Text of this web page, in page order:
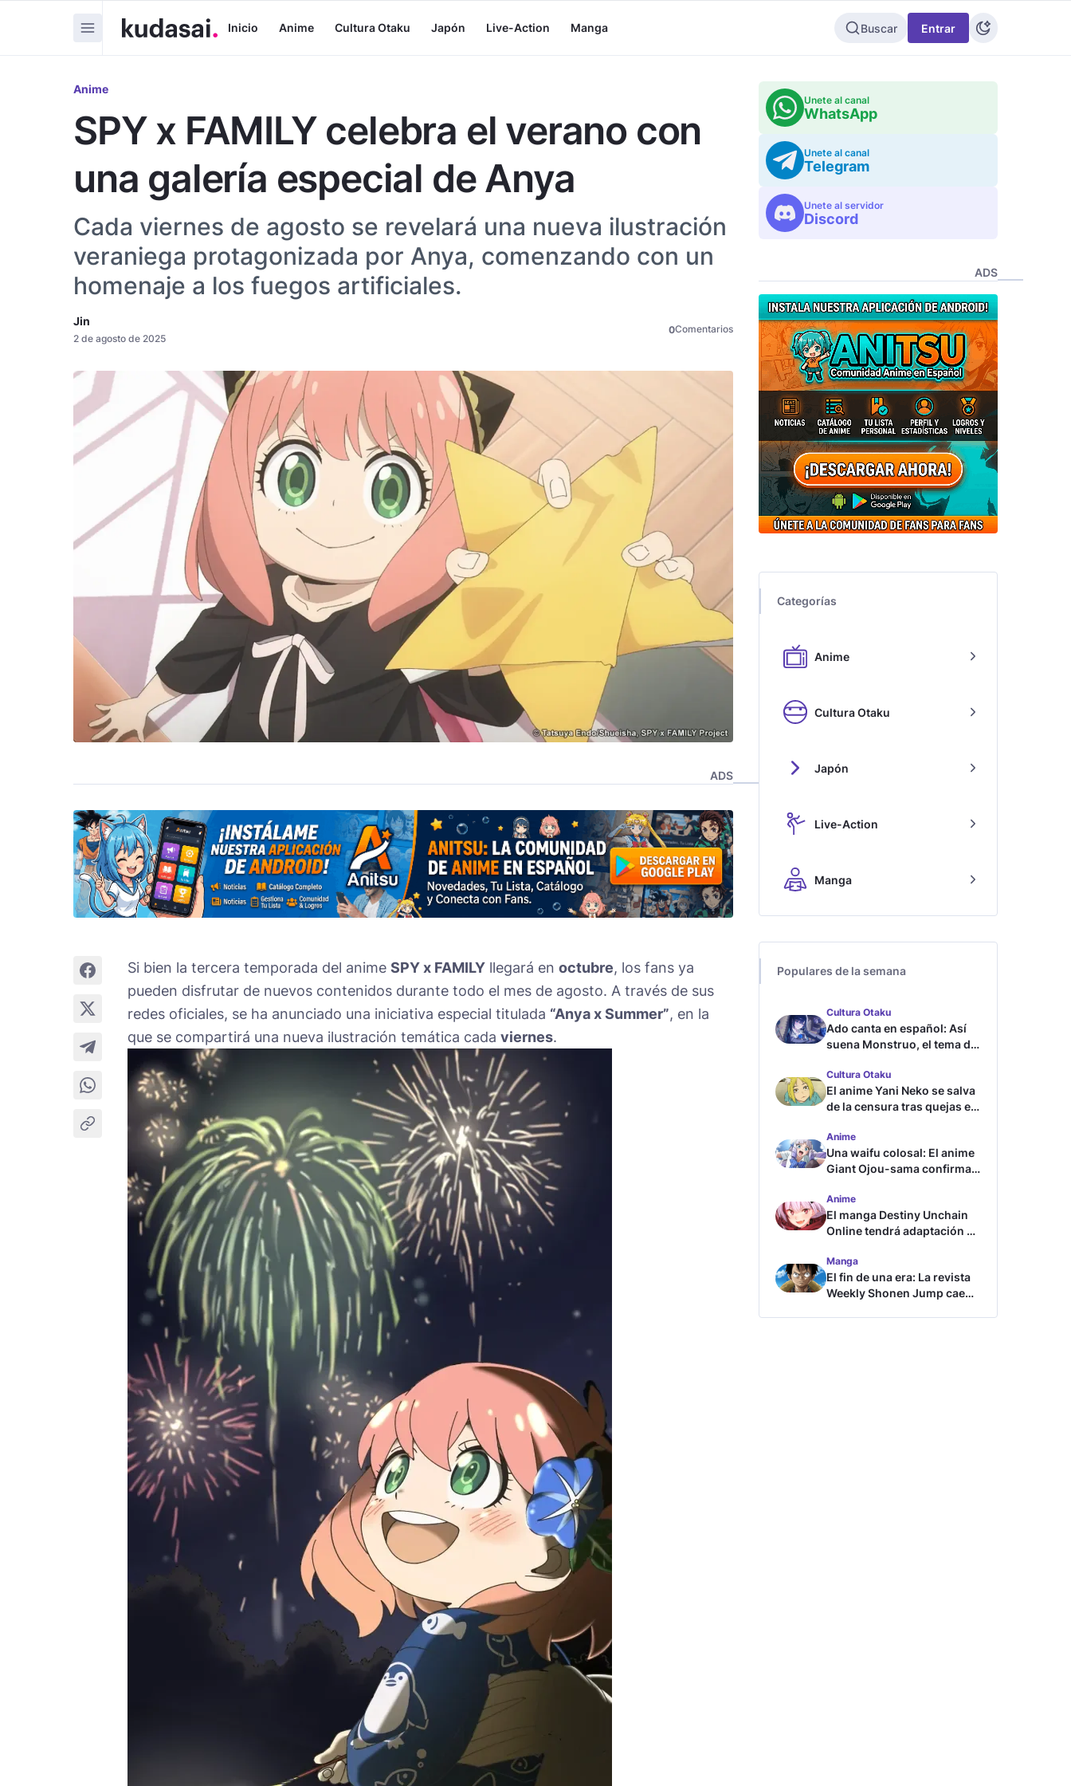
Inicio Anime Cultura Otaku Japón Live-Action Manga Buscar Entrar
Anime
SPY x FAMILY celebra el verano con
una galería especial de Anya
Cada viernes de agosto se revelará una nueva ilustración
veraniega protagonizada por Anya, comenzando con un
homenaje a los fuegos artificiales.
Jin
2 de agosto de 2025
0Comentarios
ADS
Si bien la tercera temporada del anime SPY x FAMILY llegará en octubre, los fans ya
pueden disfrutar de nuevos contenidos durante todo el mes de agosto. A través de sus
redes oficiales, se ha anunciado una iniciativa especial titulada “Anya x Summer”, en la
que se compartirá una nueva ilustración temática cada viernes.
Unete al canal
WhatsApp
Unete al canal
Telegram
Unete al servidor
Discord
ADS
Categorías
Anime
Cultura Otaku
Japón
Live-Action
Manga
Populares de la semana
Cultura Otaku
Ado canta en español: Así
suena Monstruo, el tema de
Cultura Otaku
El anime Yani Neko se salva
de la censura tras quejas en
Anime
Una waifu colosal: El anime
Giant Ojou-sama confirma
Anime
El manga Destiny Unchain
Online tendrá adaptación al
Manga
El fin de una era: La revista
Weekly Shonen Jump cae